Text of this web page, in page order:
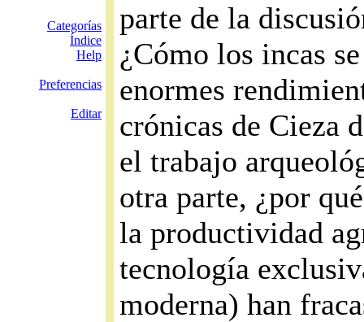
Categorías
Índice
Help
Preferencias
Editar
parte de la
¿Cómo los incas
enormes
crónicas de Cieza
el trabajo
otra parte, ¿por
la productividad
tecnología
moderna) han